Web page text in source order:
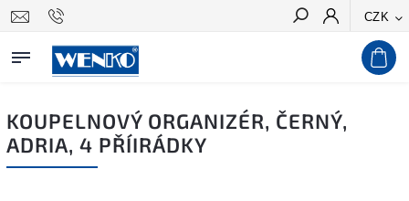
CZK
Hledat
KOUPELNOVÝ ORGANIZÉR, ČERNÝ,
ADRIA, 4 PŘÍIRÁDKY